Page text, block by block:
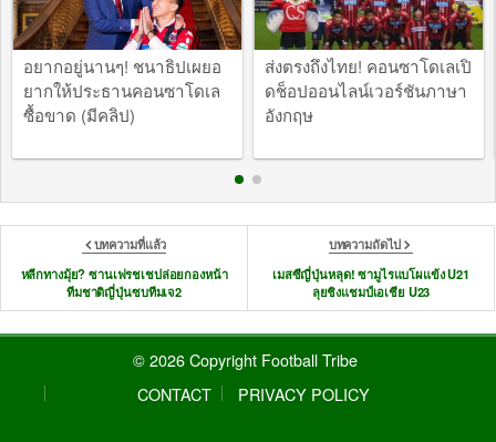
อยากอยู่นานๆ! ชนาธิปเผยอ
ยากให้ประธานคอนซาโดเล
ซื้อขาด (มีคลิป)
ส่งตรงถึงไทย! คอนซาโดเลเปิ
ดช็อปออนไลน์เวอร์ชันภาษา
อังกฤษ
บทความที่แล้ว
หลีกทางมุ้ย? ซานเฟรชเชปล่อยกองหน้า
ทีมชาติญี่ปุ่นซบทีมเจ2
บทความถัดไป
เมสซีญี่ปุ่นหลุด! ซามูไรแบโผแข้ง U21
ลุยชิงแชมป์เอเชีย U23
© 2026 Copyright Football Tribe
CONTACT
PRIVACY POLICY